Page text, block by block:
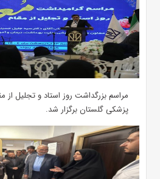
مراسم بزرگداشت روز استاد و تجلیل از
پزشکی گلستان برگزار شد.‌